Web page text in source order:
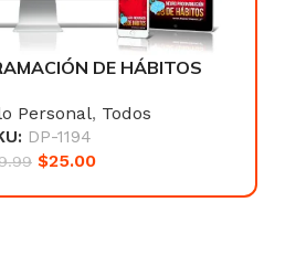
DE HÁBITOS
Personal, Todos
DP-1194
$25.00